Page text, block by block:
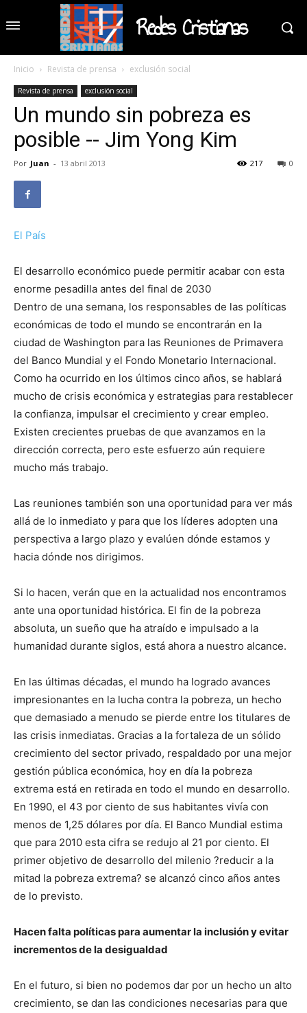
Redes Cristianas
Inicio Revista de prensa exclusión social
Revista de prensa exclusión social
Un mundo sin pobreza es
posible -- Jim Yong Kim
Por Juan - 13 abril 2013 0
217
El País
El desarrollo económico puede permitir acabar con esta
enorme pesadilla antes del final de 2030
Dentro de una semana, los responsables de las políticas
económicas de todo el mundo se encontrarán en la
ciudad de Washington para las Reuniones de Primavera
del Banco Mundial y el Fondo Monetario Internacional.
Como ha ocurrido en los últimos cinco años, se hablará
mucho de crisis económica y estrategias para restablecer
la confianza, impulsar el crecimiento y crear empleo.
Existen crecientes pruebas de que avanzamos en la
dirección correcta, pero este esfuerzo aún requiere
mucho más trabajo.
Las reuniones también son una oportunidad para ver más
allá de lo inmediato y para que los líderes adopten una
perspectiva a largo plazo y evalúen dónde estamos y
hacia dónde nos dirigimos.
Si lo hacen, verán que en la actualidad nos encontramos
ante una oportunidad histórica. El fin de la pobreza
absoluta, un sueño que ha atraído e impulsado a la
humanidad durante siglos, está ahora a nuestro alcance.
En las últimas décadas, el mundo ha logrado avances
impresionantes en la lucha contra la pobreza, un hecho
que demasiado a menudo se pierde entre los titulares de
las crisis inmediatas. Gracias a la fortaleza de un sólido
crecimiento del sector privado, respaldado por una mejor
gestión pública económica, hoy en día la pobreza
extrema está en retirada en todo el mundo en desarrollo.
En 1990, el 43 por ciento de sus habitantes vivía con
menos de 1,25 dólares por día. El Banco Mundial estima
que para 2010 esta cifra se redujo al 21 por ciento. El
primer objetivo de desarrollo del milenio ?reducir a la
mitad la pobreza extrema? se alcanzó cinco años antes
de lo previsto.
Hacen falta políticas para aumentar la inclusión y evitar
incrementos de la desigualdad
En el futuro, si bien no podemos dar por un hecho un alto
crecimiento, se dan las condiciones necesarias para que